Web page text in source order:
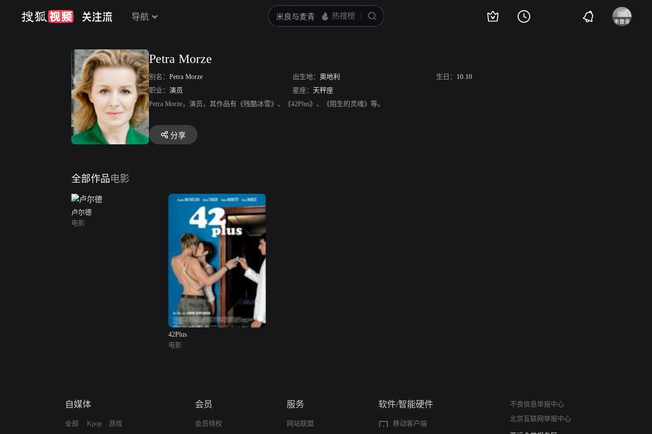
导航
Petra Morze
别名： Petra Morze 出生地： 奥地利 生日： 10.10
职业： 演员 星座： 天秤座
Petra Morze，演员，其作品有《残酷冰雪》、《42Plus》、《陌生的灵魂》等。
分享
全部作品电影
卢尔德
电影
42Plus
电影
自媒体
全部 Kpop 游戏
会员
会员特权
服务
网站联盟
软件/智能硬件
移动客户端
不良信息举报中心
北京互联网举报中心
算法推荐专项举报